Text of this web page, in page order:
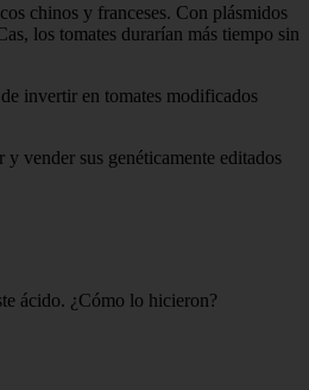
chinos y franceses. Con plásmidos
los tomates durarían más tiempo sin
invertir en tomates modificados
vender sus genéticamente editados
ácido. ¿Cómo lo hicieron?